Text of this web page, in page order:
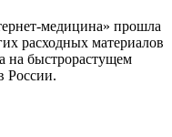
медицина» прошла
расходных материалов
на быстрорастущем
России.